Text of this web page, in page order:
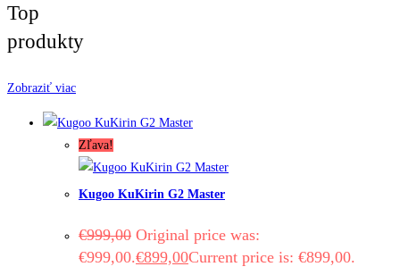
Top
produkty
Zobraziť viac
Zľava!
Kugoo KuKirin G2 Master
€999,00 Original price was:
€999,00.€899,00Current price is: €899,00.